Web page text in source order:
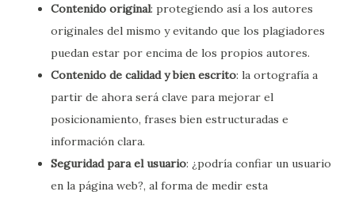
Contenido original: protegiendo así a los autores
originales del mismo y evitando que los plagiadores
puedan estar por encima de los propios autores.
Contenido de calidad y bien escrito: la ortografía a
partir de ahora será clave para mejorar el
posicionamiento, frases bien estructuradas e
información clara.
Seguridad para el usuario: ¿podría confiar un usuario
en la página web?, al forma de medir esta